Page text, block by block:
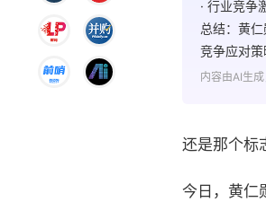
· 行业竞争
总结：黄
竞争应对策
内容由AI生
还是那个标
今日，黄仁